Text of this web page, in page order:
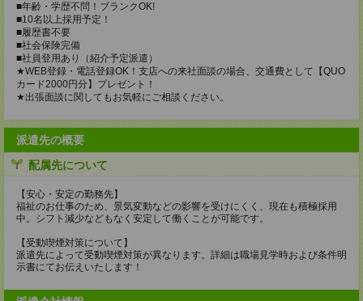
■年齢・学歴不問！ブランクOK!
■10名以上採用予定！
■履歴書不要
■社会保険完備
■社員登用あり（紹介予定派遣）
★WEB登録・電話登録OK！支店への来社面談の場合、交通費として【QUO
カード2000円分】プレゼント！
★出張面談に関してもお気軽にご相談ください。
派遣先の概要
配属先について
【安心・安定の勤務先】
福祉のお仕事のため、景気変動などの影響を受けにくく、現在も積極採用
中。シフト減少などもなく安定して働くことが可能です。
【受動喫煙対策について】
派遣先によって受動喫煙対策が異なります。詳細は職場見学時および条件明
示書にてお伝えいたします！